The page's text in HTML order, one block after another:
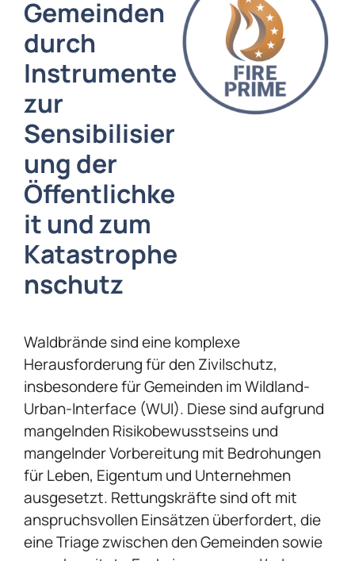
Gemeinden
durch
Instrumente
zur
Sensibilisier
ung der
Öffentlichke
it und zum
Katastrophe
nschutz
Waldbrände sind eine komplexe
Herausforderung für den Zivilschutz,
insbesondere für Gemeinden imWildland-
Urban-Interface (WUI). Diesesind aufgrund
mangelnden Risikobewusstseins und
mangelnder Vorbereitung mit Bedrohungen
für Leben, Eigentum und Unternehmen
ausgesetzt. Rettungskräfte sind oft mit
anspruchsvollen Einsätzen überfordert, die
eine Triage zwischen den Gemeinden sowie